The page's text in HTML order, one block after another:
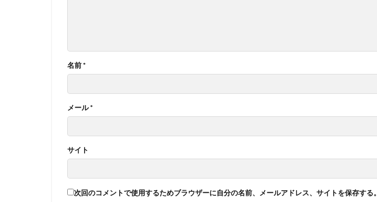
名前*
メール*
サイト
次回のコメントで使用するためブラウザーに自分の名前、メールアドレス、サイトを保存する。